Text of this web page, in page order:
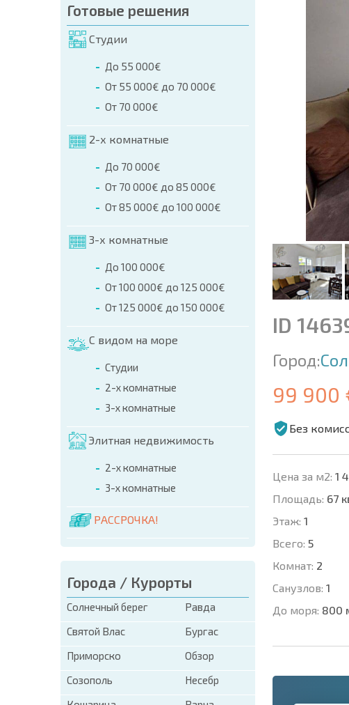
Готовые решения
Студии
До 55 000€
От 55 000€ до 70 000€
От 70 000€
2-х комнатные
До 70 000€
От 70 000€ до 85 000€
От 85 000€ до 100 000€
3-х комнатные
До 100 000€
От 100 000€ до 125 000€
От 125 000€ до 150 000€
С видом на море
Студии
2-х комнатные
3-х комнатные
Элитная недвижимость
2-х комнатные
3-х комнатные
РАССРОЧКА!
Города / Курорты
Солнечный берег
Равда
Святой Влас
Бургас
Приморско
Обзор
Созополь
Несебр
телефонам:
+359 8 9797 99 03
ID
Город:
99 900
Без
Цена за м2: 1
Площадь: 67
Этаж: 1
Всего: 5
Комнат: 2
Санузлов: 1
До моря: 800